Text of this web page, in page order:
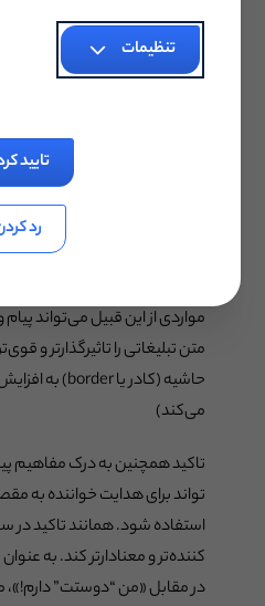
درک کنند.
می کنند، از طریق قالب بندی و
عباراتی را که می خواهیم
مواردی از این قبیل می‌تواند
متن تبلیغاتی را تاثیرگذارتر و
می‌کند)
تاکید همچنین به درک مفاهیم
تواند برای هدایت خواننده به
استفاده شود. همانند تاکید در
کننده‌تر و معنادارتر کند. به
در مقابل «من “دوستت” دارم!»،
تنظیمات
تایید
رد